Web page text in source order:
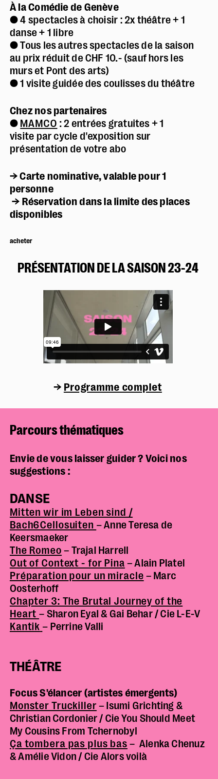
À la Comédie de Genève
⬤ 4 spectacles à choisir : 2x théâtre + 1
danse + 1 libre
⬤ Tous les autres spectacles de la saison
au prix réduit de CHF 10.- (sauf hors les
murs et Pont des arts)
⬤ 1 visite guidée des coulisses du théâtre
Chez nos partenaires
⬤ MAMCO : 2 entrées gratuites + 1
visite par cycle d'exposition sur
présentation de votre abo
→ Carte nominative, valable pour 1
personne
→ Réservation dans la limite des places
disponibles
acheter
PRÉSENTATION DE LA SAISON 23-24
→ Programme complet
Parcours thématiques
Envie de vous laisser guider ? Voici nos
suggestions :
DANSE
Mitten wir im Leben sind /
Bach6Cellosuiten – Anne Teresa de
Keersmaeker
The Romeo – Trajal Harrell
Out of Context - for Pina – Alain Platel
Préparation pour un miracle – Marc
Oosterhoff
Chapter 3: The Brutal Journey of the
Heart– Sharon Eyal & Gai Behar / Cie L-E-V
Kantik – Perrine Valli
THÉÂTRE
Focus S'élancer (artistes émergents)
Monster Truckiller – Isumi Grichting &
Christian Cordonier / Cie You Should Meet
My Cousins From Tchernobyl
Ça tombera pas plus bas – Alenka Chenuz
& Amélie Vidon / Cie Alors voilà